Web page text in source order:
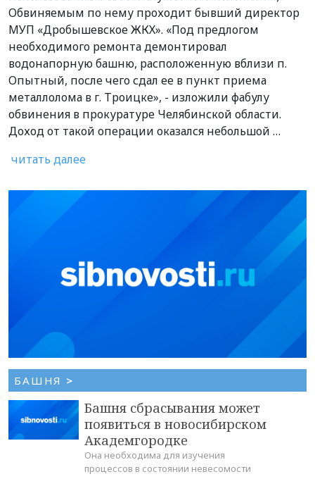
Обвиняемым по нему проходит бывший директор
МУП «Дробышевское ЖКХ». «Под предлогом
необходимого ремонта демонтировал
водонапорную башню, расположенную вблизи п.
Опытный, после чего сдал ее в пункт приема
металлолома в г. Троицке», - изложили фабулу
обвинения в прокуратуре Челябинской области.
Доход от такой операции оказался небольшой …
читать далее
БАШНЯ >
Башня сбрасывания может
появиться в новосибирском
Академгородке
Она необходима для изучения
процессов в состоянии невесомости